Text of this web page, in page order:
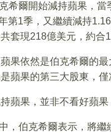
希爾開始減持蘋果，
第1季，又繼續減持
套現218億美元，約合
果依然是伯克希爾的
蘋果的第三大股東，
蘋果，並非不看好蘋
，伯克希爾表示，將